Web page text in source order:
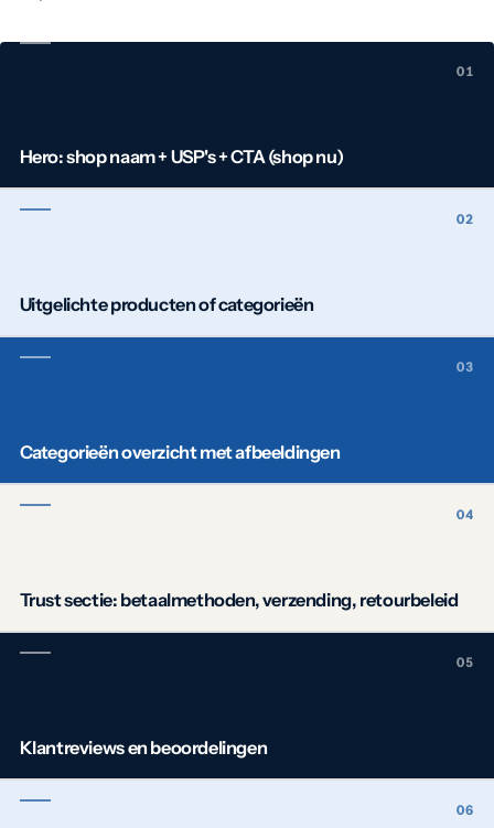
Hero: shop naam + USP's + CTA (shop nu)
Uitgelichte producten of categorieën
Categorieën overzicht met afbeeldingen
Trust sectie: betaalmethoden, verzending, retourbeleid
Klantreviews en beoordelingen